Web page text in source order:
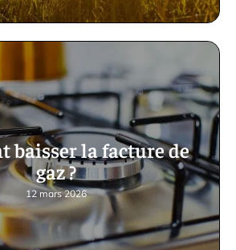
baisser la facture de
gaz ?
12 mars 2026